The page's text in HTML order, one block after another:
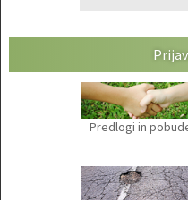
Predlogi in